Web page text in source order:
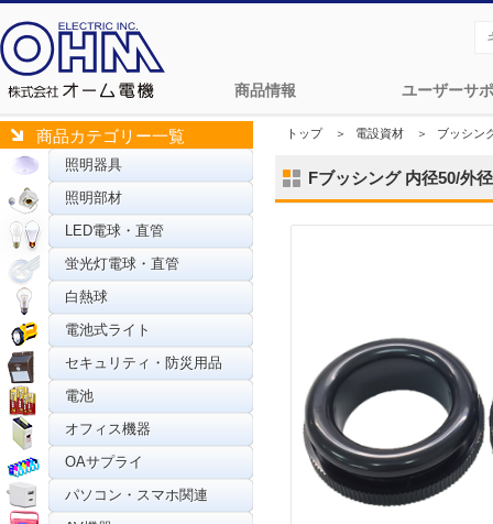
商品情報 ユーザーサ
商品カテゴリー一覧
照明器具
照明部材
LED電球・直管
蛍光灯電球・直管
白熱球
電池式ライト
セキュリティ・防災用品
電池
オフィス機器
OAサプライ
パソコン・スマホ関連
トップ＞ 電設資材 ＞ ブッシン
Fブッシング 内径50/外